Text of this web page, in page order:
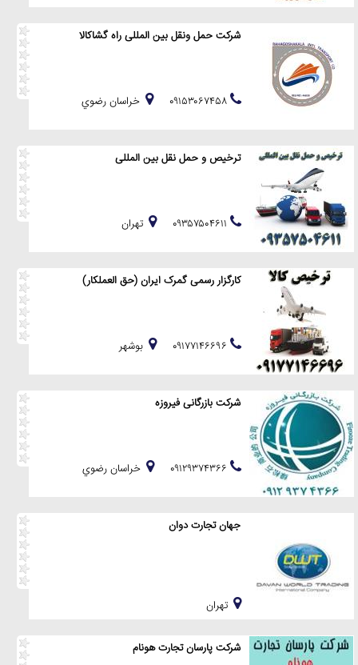
شرکت حمل ونقل بین المللی راه گشاکالا
خراسان رضوي
ترخیص و حمل نقل بین المللی
تهران
کارگزار رسمی گمرک ایران (حق العملکار)
بوشهر
شرکت بازرگانی فیروزه
خراسان رضوي
جهان تجارت دوان
تهران
شرکت پارسان تجارت هونام